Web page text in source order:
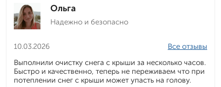
Ольга
Надежно и безопасно
10.03.2026
Все отзывы
Выполнили очистку снега с крыши за несколько часов.
Быстро и качественно, теперь не переживаем что при
потеплении снег с крыши может упасть на голову.